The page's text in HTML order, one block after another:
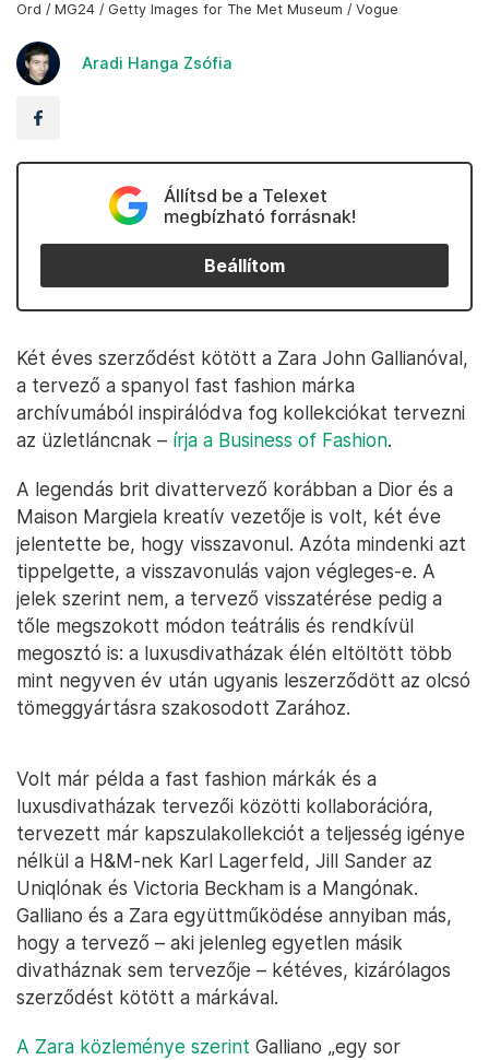
Ord / MG24 / Getty Images for The Met Museum / Vogue
Aradi Hanga Zsófia
Állítsd be a Telexet
megbízható forrásnak!
Beállítom
Két éves szerződést kötött a Zara John Gallianóval,
a tervező a spanyol fast fashion márka
archívumából inspirálódva fog kollekciókat tervezni
az üzletláncnak – írja a Business of Fashion.
A legendás brit divattervező korábban a Dior és a
Maison Margiela kreatív vezetője is volt, két éve
jelentette be, hogy visszavonul. Azóta mindenki azt
tippelgette, a visszavonulás vajon végleges-e. A
jelek szerint nem, a tervező visszatérése pedig a
tőle megszokott módon teátrális és rendkívül
megosztó is: a luxusdivatházak élén eltöltött több
mint negyven év után ugyanis leszerződött az olcsó
tömeggyártásra szakosodott Zarához.
Volt már példa a fast fashion márkák és a
luxusdivatházak tervezői közötti kollaborációra,
tervezett már kapszulakollekciót a teljesség igénye
nélkül a H&M-nek Karl Lagerfeld, Jill Sander az
Uniqlónak és Victoria Beckham is a Mangónak.
Galliano és a Zara együttműködése annyiban más,
hogy a tervező – aki jelenleg egyetlen másik
divatháznak sem tervezője – kétéves, kizárólagos
szerződést kötött a márkával.
A Zara közleménye szerint Galliano „egy sor